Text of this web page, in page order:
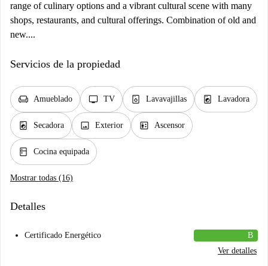
range of culinary options and a vibrant cultural scene with many
shops, restaurants, and cultural offerings. Combination of old and
new....
Servicios de la propiedad
chair Amueblado tv TV dishwasher_gen Lavavajillas local_laundry_service Lavadora
local_laundry_service Secadora image Exterior elevator Ascensor
kitchen Cocina equipada
Mostrar todas (16)
Detalles
Certificado Energético
B
Ver detalles